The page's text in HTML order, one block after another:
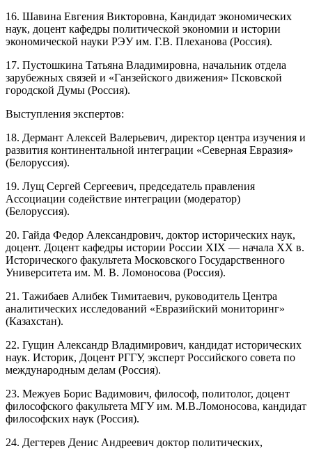
16. Шавина Евгения Викторовна, Кандидат экономических
наук, доцент кафедры политической экономии и истории
экономической науки РЭУ им. Г.В. Плеханова (Россия).
17. Пустошкина Татьяна Владимировна, начальник отдела
зарубежных связей и «Ганзейского движения» Псковской
городской Думы (Россия).
Выступления экспертов:
18. Дермант Алексей Валерьевич, директор центра изучения и
развития континентальной интеграции «Северная Евразия»
(Белоруссия).
19. Лущ Сергей Сергеевич, председатель правления
Ассоциации содействие интеграции (модератор)
(Белоруссия).
20. Гайда Федор Александрович, доктор исторических наук,
доцент. Доцент кафедры истории России XIX — начала XX в.
Исторического факультета Московского Государственного
Университета им. М. В. Ломоносова (Россия).
21. Тажибаев Алибек Тимитаевич, руководитель Центра
аналитических исследований «Евразийский мониторинг»
(Казахстан).
22. Гущин Александр Владимирович, кандидат исторических
наук. Историк, Доцент РГГУ, эксперт Российского совета по
международным делам (Россия).
23. Межуев Борис Вадимович, философ, политолог, доцент
философского факультета МГУ им. М.В.Ломоносова, кандидат
философских наук (Россия).
24. Дегтерев Денис Андреевич доктор политических,